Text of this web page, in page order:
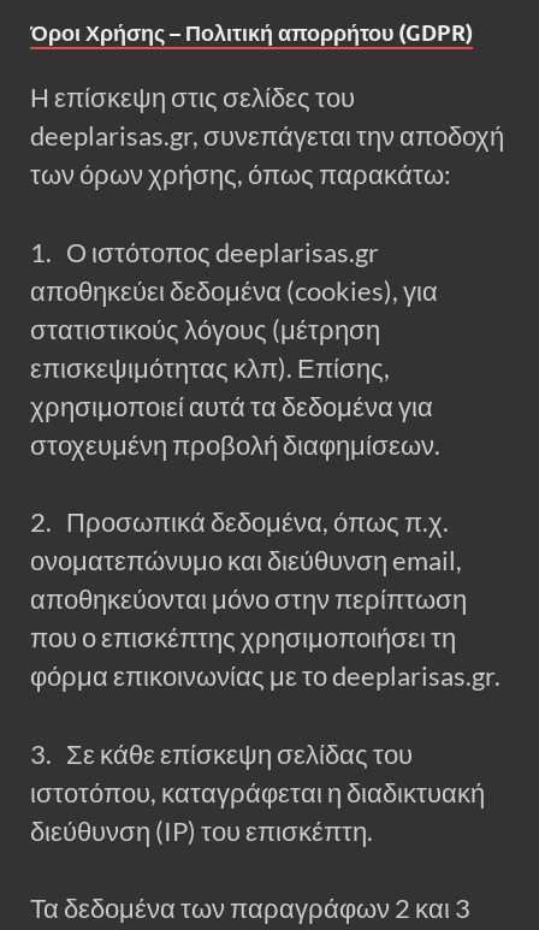
Όροι Χρήσης – Πολιτική απορρήτου (GDPR)
Η επίσκεψη στις σελίδες του
deeplarisas.gr, συνεπάγεται την αποδοχή
των όρων χρήσης, όπως παρακάτω:
1. Ο ιστότοπος deeplarisas.gr
αποθηκεύει δεδομένα (cookies), για
στατιστικούς λόγους (μέτρηση
επισκεψιμότητας κλπ). Επίσης,
χρησιμοποιεί αυτά τα δεδομένα για
στοχευμένη προβολή διαφημίσεων.
2. Προσωπικά δεδομένα, όπως π.χ.
ονοματεπώνυμο και διεύθυνση email,
αποθηκεύονται μόνο στην περίπτωση
που ο επισκέπτης χρησιμοποιήσει τη
φόρμα επικοινωνίας με το deeplarisas.gr.
3. Σε κάθε επίσκεψη σελίδας του
ιστοτόπου, καταγράφεται η διαδικτυακή
διεύθυνση (IP) του επισκέπτη.
Τα δεδομένα των παραγράφων 2 και 3